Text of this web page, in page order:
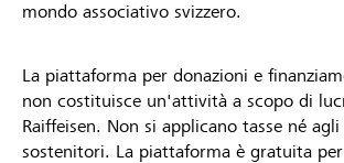
mondo associativo svizzero.
La piattaforma per donazioni e
non costituisce un'attività a scopo di
Raiffeisen. Non si applicano tasse né
sostenitori. La piattaforma è gratuita